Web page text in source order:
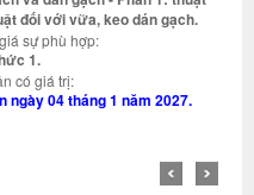
đối với vữa, keo dán gạch.
sự phù hợp:
1.
có giá trị:
ngày 04 tháng 1 năm 2027.